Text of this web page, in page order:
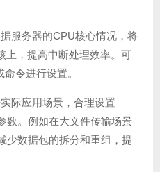
据服务器的CPU核心情况，将
上，提高中断处理效率。可
令进行设置。
实际应用场景，合理设置
数。例如在大文件传输场景
少数据包的拆分和重组，提